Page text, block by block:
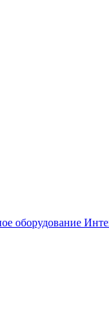
оборудование